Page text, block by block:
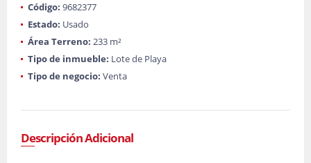
Código: 9682377
Estado: Usado
Área Terreno: 233 m²
Tipo de inmueble: Lote de Playa
Tipo de negocio: Venta
Descripción Adicional